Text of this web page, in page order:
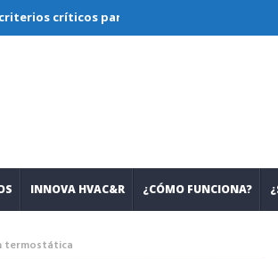
para diseñar, seleccionar y operar
INNOVA HVAC&R ¿CÓMO FUNCIONA?
termostática